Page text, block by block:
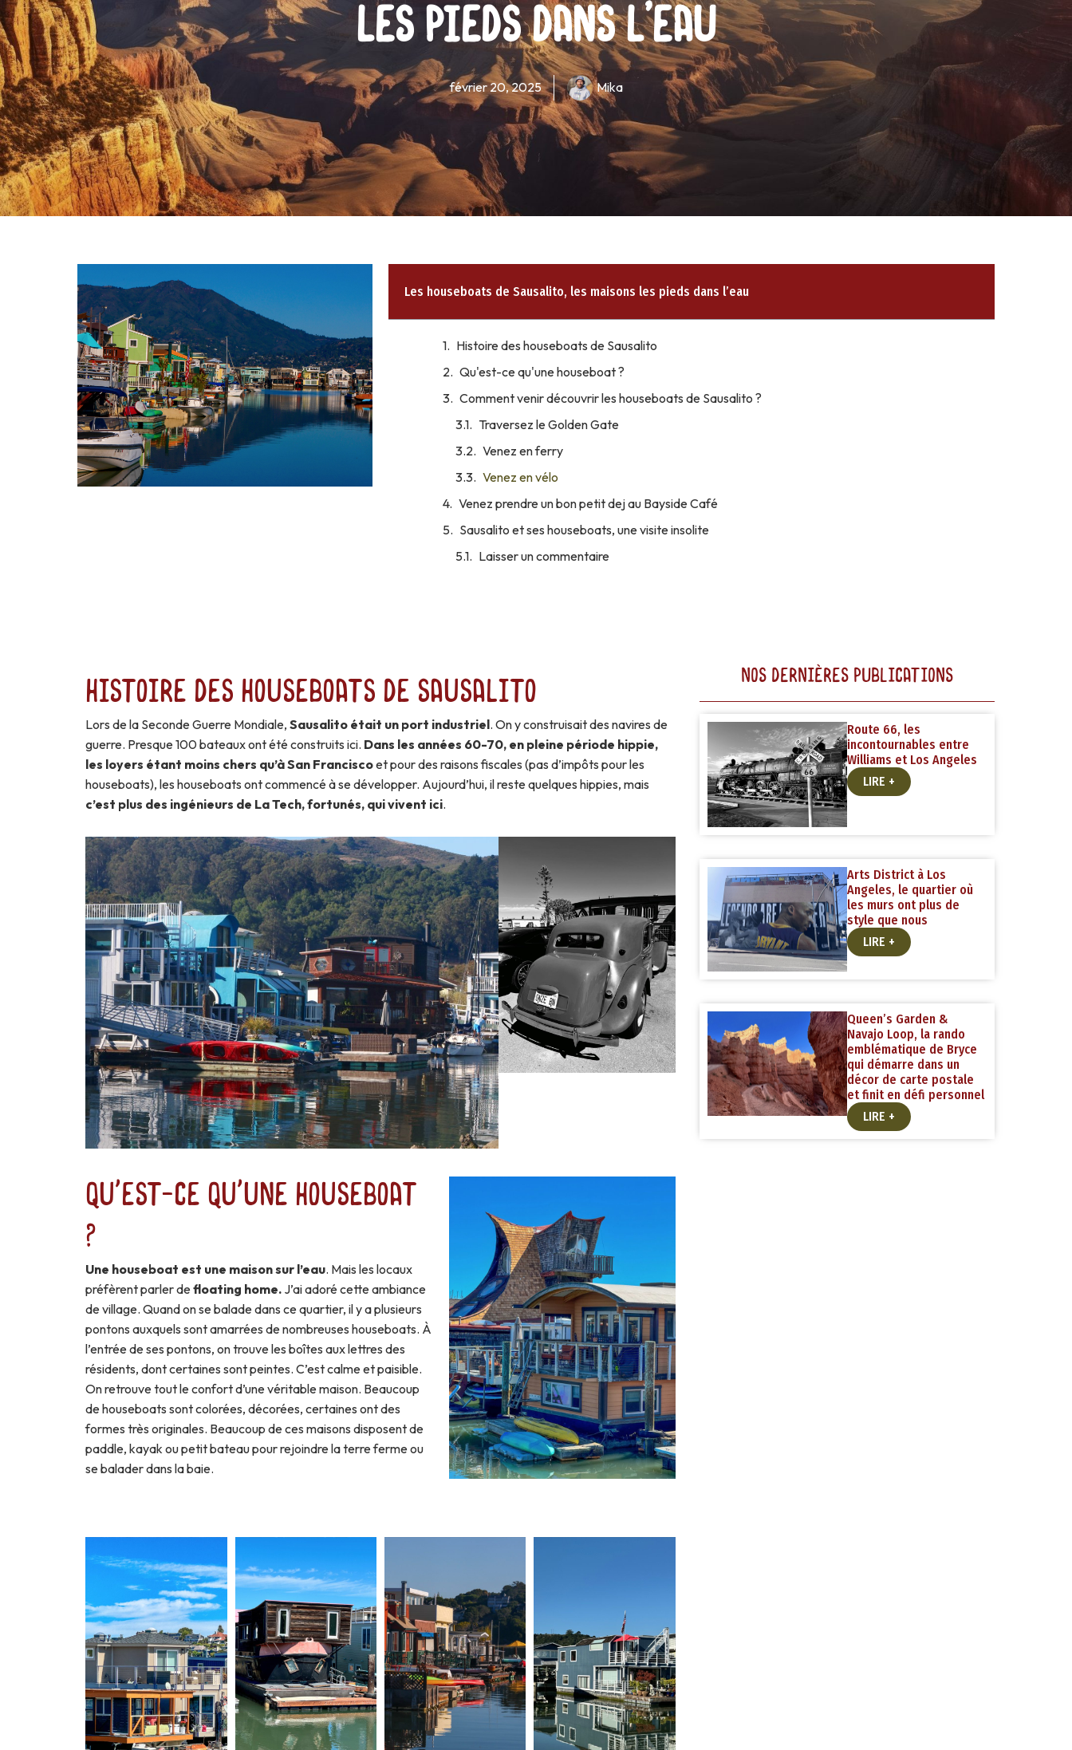
les pieds dans l’eau
février 20, 2025 Mika
Les houseboats de Sausalito, les maisons les pieds dans l’eau
Histoire des houseboats de Sausalito
Qu'est-ce qu'une houseboat ?
Comment venir découvrir les houseboats de Sausalito ?
Traversez le Golden Gate
Venez en ferry
Venez en vélo
Venez prendre un bon petit dej au Bayside Café
Sausalito et ses houseboats, une visite insolite
Laisser un commentaire
NOS DERNIÈRES PUBLICATIONS
Route 66, les
incontournables entre
Williams et Los Angeles
LIRE +
Arts District à Los
Angeles, le quartier où
les murs ont plus de
style que nous
LIRE +
Queen’s Garden &
Navajo Loop, la rando
emblématique de Bryce
qui démarre dans un
décor de carte postale
et finit en défi personnel
LIRE +
Histoire des houseboats de Sausalito
Lors de la Seconde Guerre Mondiale,Sausalito était un port industriel. On y construisait des navires de
guerre. Presque 100 bateaux ont été construits ici. Dans les années 60-70, en pleine période hippie,
les loyers étant moins chers qu’à San Franciscoet pour des raisons fiscales (pas d’impôts pour les
houseboats), les houseboats ont commencé à se développer. Aujourd’hui, il reste quelques hippies, mais
c’est plus des ingénieurs de La Tech, fortunés, qui vivent ici.
Qu'est-ce qu'une houseboat
?
Une houseboat est une maison sur l’eau. Mais les locaux
préfèrent parler defloating home. J’ai adoré cette ambiance
de village. Quand on se balade dans ce quartier, il y a plusieurs
pontons auxquels sont amarrées de nombreuses houseboats. À
l’entrée de ses pontons, on trouve les boîtes aux lettres des
résidents, dont certaines sont peintes. C’est calme et paisible.
On retrouve tout le confort d’une véritable maison. Beaucoup
de houseboats sont colorées, décorées, certaines ont des
formes très originales. Beaucoup de ces maisons disposent de
paddle, kayak ou petit bateau pour rejoindre la terre ferme ou
se balader dans la baie.